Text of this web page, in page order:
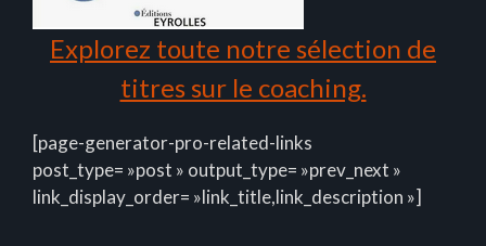
Explorez toute notre sélection de
titres sur le coaching.
[page-generator-pro-related-links
post_type= »post » output_type= »prev_next »
link_display_order= »link_title,link_description »]